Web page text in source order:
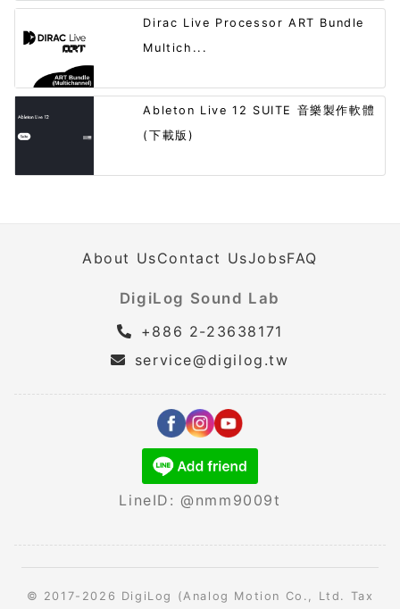
Dirac Live Processor ART Bundle
Multich...
Ableton Live 12 SUITE 音樂製作軟體
(下載版)
About UsContact UsJobsFAQ
DigiLog Sound Lab
+886 2-23638171
service@digilog.tw
LineID: @nmm9009t
© 2017-2026 DigiLog (Analog Motion Co., Ltd. Tax